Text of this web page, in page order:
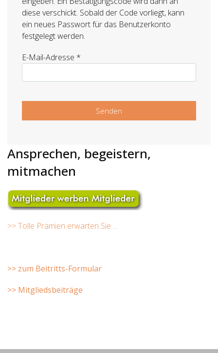
diese verschickt. Sobald der Code vorliegt, kann
ein neues Passwort für das Benutzerkonto
festgelegt werden.
E-Mail-Adresse *
Senden
Ansprechen, begeistern,
mitmachen
>> Tolle Prämien erwarten Sie ...
>> zum Beitritts-Formular
>> Mitgliedsbeiträge